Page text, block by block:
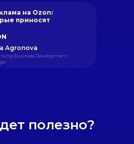
Business Development
Agronova
на Ozon:
приносят
полезно?